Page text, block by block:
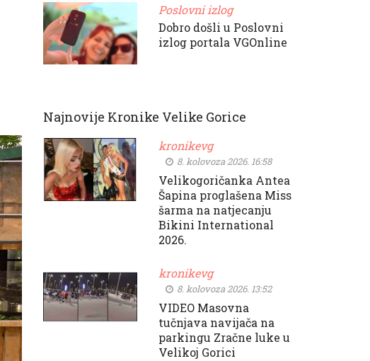
Poslovni izlog
Dobro došli u Poslovni
izlog portala VGOnline
Najnovije Kronike Velike Gorice
kronikevg
8. kolovoza 2026. 16:58
Velikogoričanka Antea
Šapina proglašena Miss
šarma na natjecanju
Bikini International
2026.
kronikevg
8. kolovoza 2026. 13:52
VIDEO Masovna
tučnjava navijača na
parkingu Zračne luke u
Velikoj Gorici